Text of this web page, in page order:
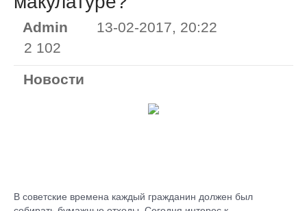
Admin
13-02-2017, 20:22
2 102
Новости
В советские времена каждый гражданин должен был